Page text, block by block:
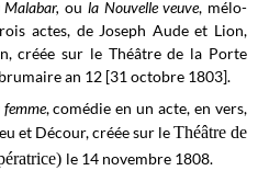
ou la Nouvelle veuve, mélo-
actes, de Joseph Aude et Lion,
créée sur le Théâtre de la Porte
an 12 [31 octobre 1803].
, comédie en un acte, en vers,
et Décour, créée sur leThéâtre de
le 14 novembre 1808.